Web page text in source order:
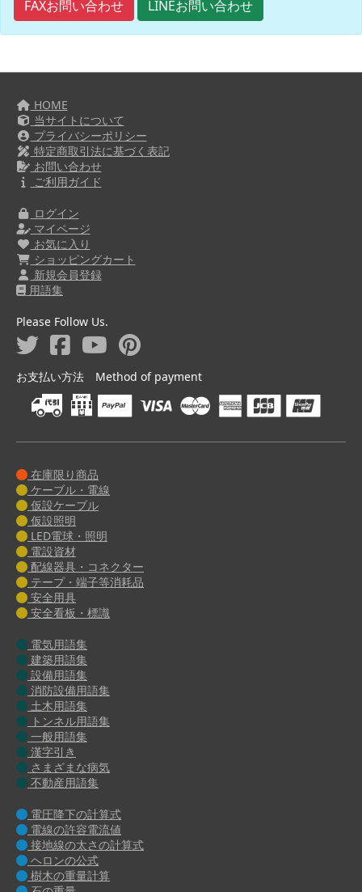
FAXお問い合わせ
LINEお問い合わせ
HOME
当サイトについて
プライバシーポリシー
特定商取引法に基づく表記
お問い合わせ
ご利用ガイド
ログイン
マイページ
お気に入り
ショッピングカート
新規会員登録
用語集
Please Follow Us.
お支払い方法 Method of payment
在庫限り商品
ケーブル・電線
仮設ケーブル
仮設照明
LED電球・照明
電設資材
配線器具・コネクター
テープ・端子等消耗品
安全用具
安全看板・標識
電気用語集
建築用語集
設備用語集
消防設備用語集
土木用語集
トンネル用語集
一般用語集
漢字引き
さまざまな病気
不動産用語集
電圧降下の計算式
電線の許容電流値
接地線の太さの計算式
ヘロンの公式
樹木の重量計算